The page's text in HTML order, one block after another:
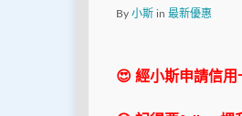
By 小斯 in 最新優惠
😍 經小斯申請信